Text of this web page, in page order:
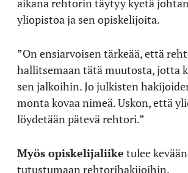
yliopistoa ja sen opiskelijoita.
”On ensiarvoisen tärkeää, että
hallitsemaan tätä muutosta, jotta
sen jalkoihin. Jo julkisten
monta kovaa nimeä. Uskon, että
löydetään pätevä rehtori.”
Myös opiskelijaliike tulee
tutustumaan rehtorihakijoihin.